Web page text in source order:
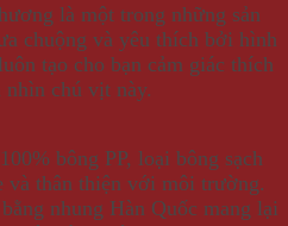
là một trong những sản
chuộng và yêu thích bởi hình
tạo cho bạn cảm giác thích
nhìn chú vịt này.
bông PP, loại bông sạch
và thân thiện với môi trường.
nhung Hàn Quốc mang lại